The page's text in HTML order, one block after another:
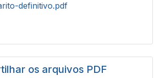
definitivo.pdf
os arquivos PDF